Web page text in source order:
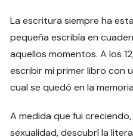
La escritura siempre ha
pequeña escribía en
aquellos momentos. A los
escribir mi primer libro con
cual se quedó en la
A medida que fui
sexualidad, descubrí la